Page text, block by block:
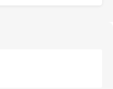
める外せないスポット